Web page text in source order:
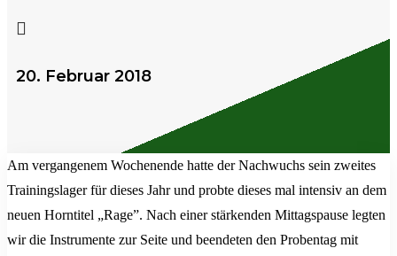

20. Februar 2018
Am vergangenem Wochenende hatte der Nachwuchs sein zweites
Trainingslager für dieses Jahr und probte dieses mal intensiv an dem
neuen Horntitel „Rage”. Nach einer stärkenden Mittagspause legten
wir die Instrumente zur Seite und beendeten den Probentag mit